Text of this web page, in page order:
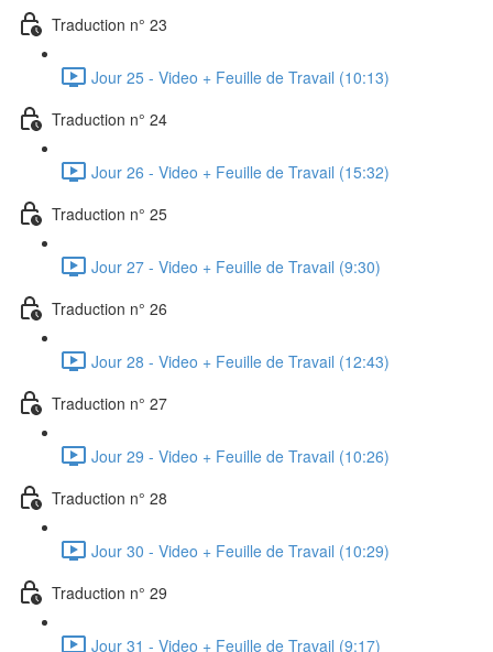
Traduction n° 23
Jour 25 - Video + Feuille de Travail (10:13)
Traduction n° 24
Jour 26 - Video + Feuille de Travail (15:32)
Traduction n° 25
Jour 27 - Video + Feuille de Travail (9:30)
Traduction n° 26
Jour 28 - Video + Feuille de Travail (12:43)
Traduction n° 27
Jour 29 - Video + Feuille de Travail (10:26)
Traduction n° 28
Jour 30 - Video + Feuille de Travail (10:29)
Traduction n° 29
Jour 31 - Video + Feuille de Travail (9:17)